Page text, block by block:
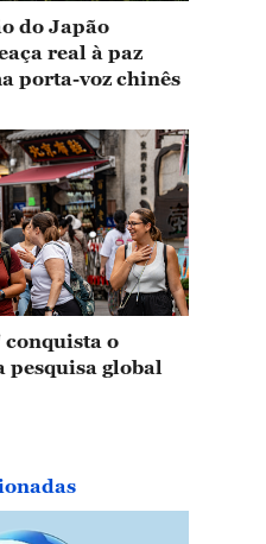
do Japão
real à paz
porta-voz chinês
o
pesquisa global